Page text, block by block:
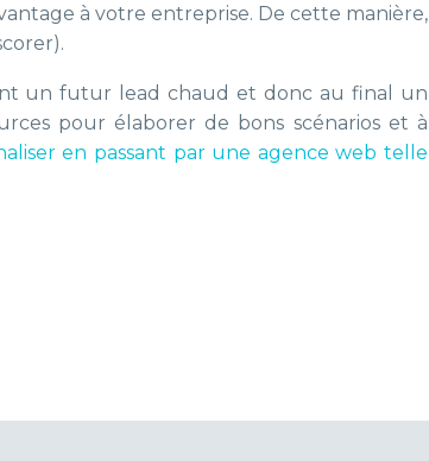
à votre entreprise. De cette manière,
un futur lead chaud et donc au final un
pour élaborer de bons scénarios et à
en passant par une agence web telle